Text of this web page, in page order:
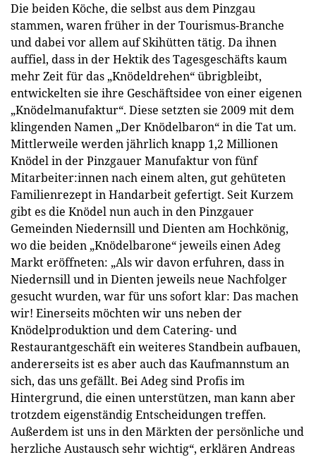
Die beiden Köche, die selbst aus dem Pinzgau
stammen, waren früher in der Tourismus-Branche
und dabei vor allem auf Skihütten tätig. Da ihnen
auffiel, dass in der Hektik des Tagesgeschäfts kaum
mehr Zeit für das „Knödeldrehen“ übrigbleibt,
entwickelten sie ihre Geschäftsidee von einer eigenen
„Knödelmanufaktur“. Diese setzten sie 2009 mit dem
klingenden Namen „Der Knödelbaron“ in die Tat um.
Mittlerweile werden jährlich knapp 1,2 Millionen
Knödel in der Pinzgauer Manufaktur von fünf
Mitarbeiter:innen nach einem alten, gut gehüteten
Familienrezept in Handarbeit gefertigt. Seit Kurzem
gibt es die Knödel nun auch in den Pinzgauer
Gemeinden Niedernsill und Dienten am Hochkönig,
wo die beiden „Knödelbarone“ jeweils einen Adeg
Markt eröffneten: „Als wir davon erfuhren, dass in
Niedernsill und in Dienten jeweils neue Nachfolger
gesucht wurden, war für uns sofort klar: Das machen
wir! Einerseits möchten wir uns neben der
Knödelproduktion und dem Catering- und
Restaurantgeschäft ein weiteres Standbein aufbauen,
andererseits ist es aber auch das Kaufmannstum an
sich, das uns gefällt. Bei Adeg sind Profis im
Hintergrund, die einen unterstützen, man kann aber
trotzdem eigenständig Entscheidungen treffen.
Außerdem ist uns in den Märkten der persönliche und
herzliche Austausch sehr wichtig“, erklären Andreas